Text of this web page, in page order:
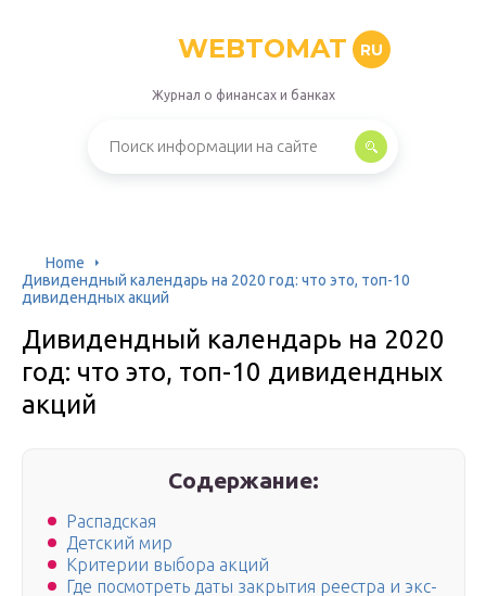
WEBTOMAT RU
Журнал о финансах и банках
Home
Дивидендный календарь на 2020 год: что это, топ-10
дивидендных акций
Дивидендный календарь на 2020
год: что это, топ-10 дивидендных
акций
Содержание:
Распадская
Детский мир
Критерии выбора акций
Где посмотреть даты закрытия реестра и экс-